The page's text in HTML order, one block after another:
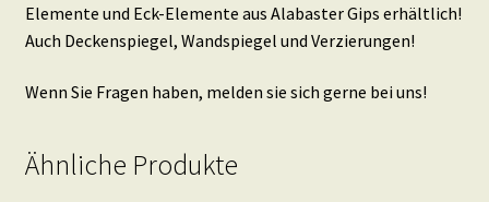
Elemente und Eck-Elemente aus Alabaster Gips erhältlich!
Auch Deckenspiegel, Wandspiegel und Verzierungen!
Wenn Sie Fragen haben, melden sie sich gerne bei uns!
Ähnliche Produkte